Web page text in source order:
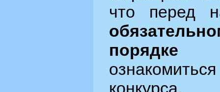
что перед
порядке